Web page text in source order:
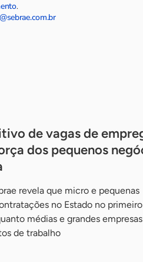
.
de vagas de
dos pequenos
revela que micro e pequenas
no Estado no primeiro
médias e grandes empresas
de trabalho